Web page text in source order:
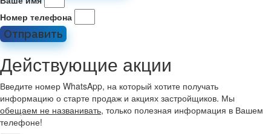
Номер телефона
Отправить
Действующие акции
Введите номер WhatsApp, на который хотите получать
информацию о старте продаж и акциях застройщиков. Мы
обещаем не названивать, только полезная информация в Вашем
телефоне!